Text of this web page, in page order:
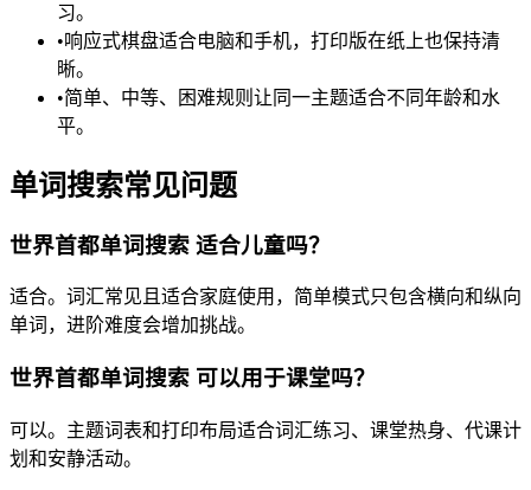
习。
•响应式棋盘适合电脑和手机，打印版在纸上也保持清
晰。
•简单、中等、困难规则让同一主题适合不同年龄和水
平。
单词搜索常见问题
世界首都单词搜索 适合儿童吗？
适合。词汇常见且适合家庭使用，简单模式只包含横向和纵向
单词，进阶难度会增加挑战。
世界首都单词搜索 可以用于课堂吗？
可以。主题词表和打印布局适合词汇练习、课堂热身、代课计
划和安静活动。